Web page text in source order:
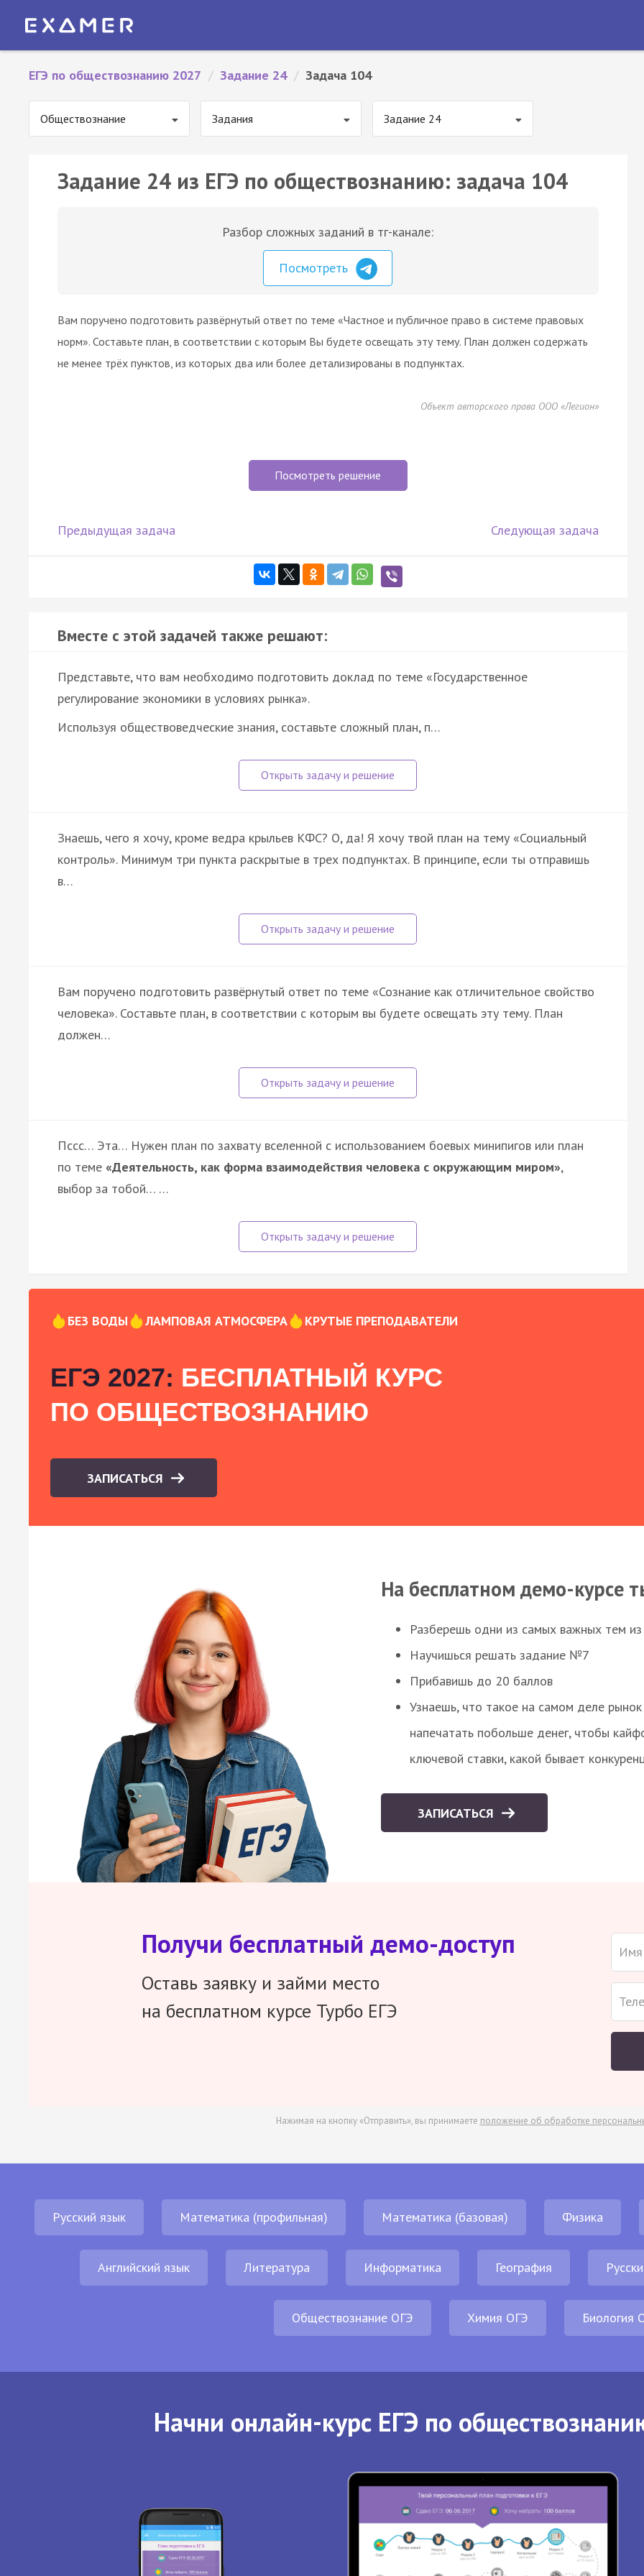
ЕГЭ по обществознанию 2027 / Задание 24 / Задача 104
Обществознание Задания Задание 24
Задание 24 из ЕГЭ по обществознанию: задача 104
Разбор сложных заданий в тг-канале:
Посмотреть
Вам поручено подготовить развёрнутый ответ по теме «Частное и публичное право в системе правовых
норм». Составьте план, в соответствии с которым Вы будете освещать эту тему. План должен содержать
не менее трёх пунктов, из которых два или более детализированы в подпунктах.
Объект авторского права ООО «Легион»
Посмотреть решение
Предыдущая задача Следующая задача
Вместе с этой задачей также решают:
Представьте, что вам необходимо подготовить доклад по теме «Государственное
регулирование экономики в условиях рынка».
Используя обществоведческие знания, составьте сложный план, п…
Знаешь, чего я хочу, кроме ведра крыльев КФС? О, да! Я хочу твой план на тему «Социальный
контроль». Минимум три пункта раскрытые в трех подпунктах. В принципе, если ты отправишь
в…
Вам поручено подготовить развёрнутый ответ по теме «Сознание как отличительное свойство
человека». Составьте план, в соответствии с которым вы будете освещать эту тему. План
должен…
Пссс… Эта… Нужен план по захвату вселенной с использованием боевых минипигов или план
по теме «Деятельность, как форма взаимодействия человека с окружающим миром»,
выбор за тобой… …
БЕЗ ВОДЫ ЛАМПОВАЯ АТМОСФЕРА КРУТЫЕ ПРЕПОДАВАТЕЛИ
ЕГЭ 2027: БЕСПЛАТНЫЙ КУРС
ПО ОБЩЕСТВОЗНАНИЮ
ЗАПИСАТЬСЯ
На бесплатном демо-курсе
Разберешь одни из самых важных тем
Научишься решать задание №7
Прибавишь до 20 баллов
Узнаешь, что такое на самом деле
напечатать побольше денег, чтобы
ключевой ставки, какой бывает
ЗАПИСАТЬСЯ
Получи бесплатный демо-доступ
Оставь заявку и займи место
на бесплатном курсе Турбо ЕГЭ
Нажимая на кнопку «Отправить», вы принимаете положение об обработке
Русский язык Математика (профильная) Математика (базовая) Физика
Английский язык Литература Информатика География
Обществознание ОГЭ Химия ОГЭ Биология
Начни онлайн-курс ЕГЭ по